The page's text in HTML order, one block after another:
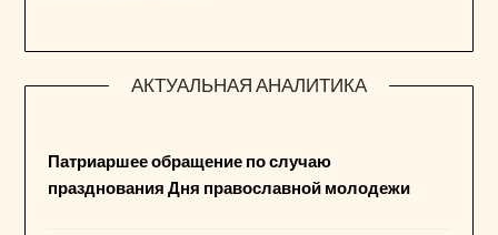
АКТУАЛЬНАЯ АНАЛИТИКА
Патриаршее обращение по случаю
празднования Дня православной молодежи